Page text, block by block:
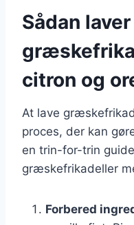
Sådan
citron og
At lave
proces, der kan
en trin-for-trin
græskefrikadeller
Forbered